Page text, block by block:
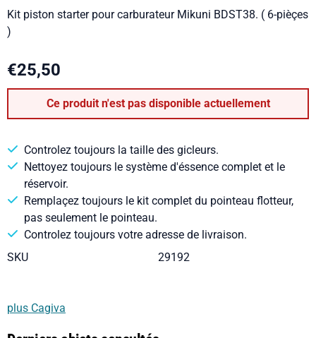
Kit piston starter pour carburateur Mikuni BDST38. ( 6-pièçes
)
€25,50
Ce produit n'est pas disponible actuellement
Controlez toujours la taille des gicleurs.
Nettoyez toujours le système d'éssence complet et le
réservoir.
Remplaçez toujours le kit complet du pointeau flotteur,
pas seulement le pointeau.
Controlez toujours votre adresse de livraison.
SKU
29192
plus Cagiva